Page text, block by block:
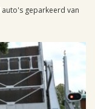
geparkeerd van